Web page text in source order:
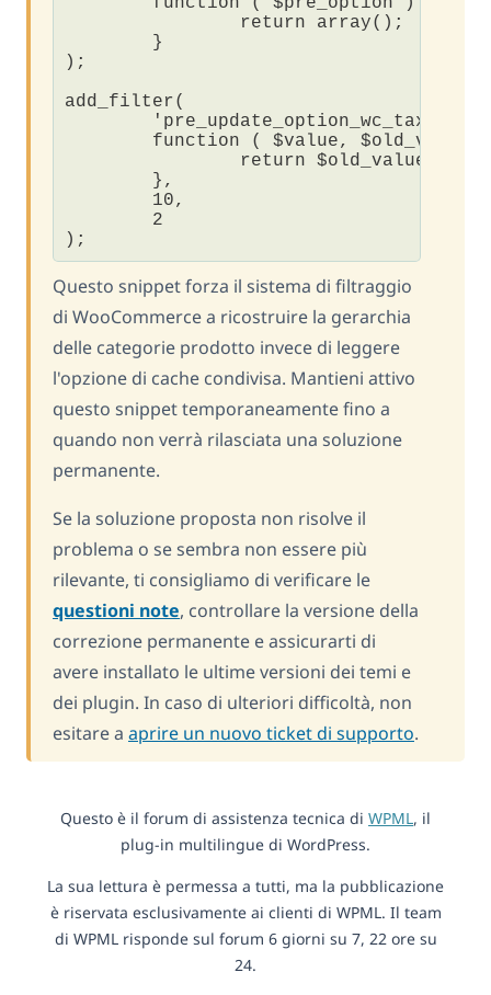
);
add_filter(
);
Questo snippet forza il sistema di filtraggio
di WooCommerce a ricostruire la gerarchia
delle categorie prodotto invece di leggere
l'opzione di cache condivisa. Mantieni attivo
questo snippet temporaneamente fino a
quando non verrà rilasciata una soluzione
permanente.
Se la soluzione proposta non risolve il
problema o se sembra non essere più
rilevante, ti consigliamo di verificare le
questioni note, controllare la versione della
correzione permanente e assicurarti di
avere installato le ultime versioni dei temi e
dei plugin. In caso di ulteriori difficoltà, non
esitare a aprire un nuovo ticket di supporto.
Questo è il forum di assistenza tecnica di WPML, il
plug-in multilingue di WordPress.
La sua lettura è permessa a tutti, ma la pubblicazione
è riservata esclusivamente ai clienti di WPML. Il team
di WPML risponde sul forum 6 giorni su 7, 22 ore su
24.